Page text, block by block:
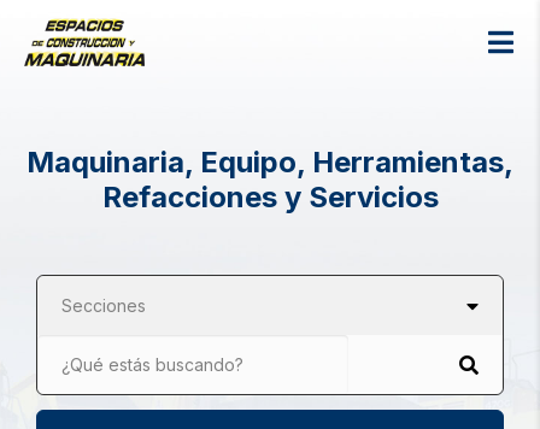
Maquinaria, Equipo, Herramientas,
Refacciones y Servicios
Secciones
¿Qué estás buscando?